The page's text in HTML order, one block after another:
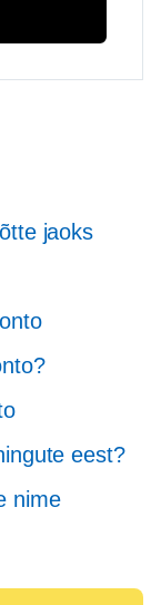
jaoks
eest?
nime